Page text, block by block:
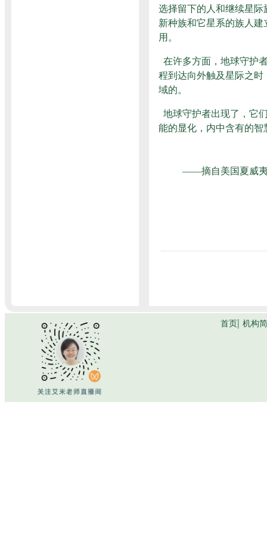
选择留下的人和继续星
新种族和它星系的族人
用。
在许多方面，地球守护
程到达向外触及星际之
域的。
地球守护者出现了，它
能的显化，内中含有的
——摘自美国夏威夷水